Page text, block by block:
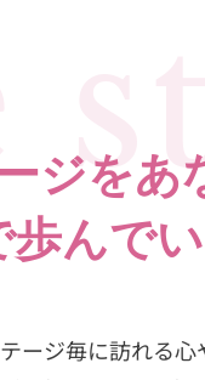
ジをあ
歩んで
ージ毎に訪れる心